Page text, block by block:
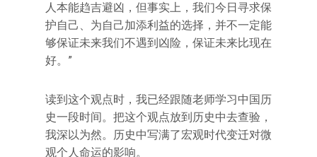
人本能趋吉避凶，但事实上，我们今日寻求保
护自己、为自己加添利益的选择，并不一定能
够保证未来我们不遇到凶险，保证未来比现在
好。”
读到这个观点时，我已经跟随老师学习中国历
史一段时间。把这个观点放到历史中去查验，
我深以为然。历史中写满了宏观时代变迁对微
观个人命运的影响。